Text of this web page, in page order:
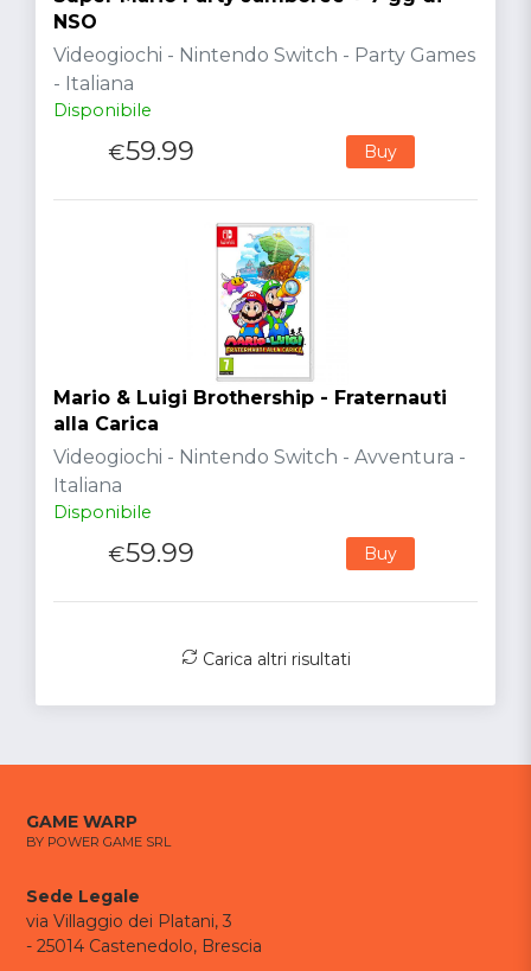
NSO
Videogiochi - Nintendo Switch - Party Games
- Italiana
Disponibile
€59.99 Buy
Mario & Luigi Brothership - Fraternauti
alla Carica
Videogiochi - Nintendo Switch - Avventura -
Italiana
Disponibile
€59.99 Buy
Carica altri risultati
GAME WARP
BY POWER GAME SRL
Sede Legale
via Villaggio dei Platani, 3
- 25014 Castenedolo, Brescia